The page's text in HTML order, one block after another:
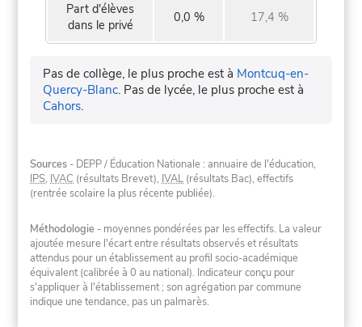
Part d'élèves
dans le privé
0,0 % 17,4 %
Pas de collège, le plus proche est à Montcuq-en-
Quercy-Blanc. Pas de lycée, le plus proche est à
Cahors.
Sources - DEPP / Éducation Nationale : annuaire de l'éducation,
IPS, IVAC (résultats Brevet), IVAL (résultats Bac), effectifs
(rentrée scolaire la plus récente publiée).
Méthodologie - moyennes pondérées par les effectifs. La valeur
ajoutée mesure l'écart entre résultats observés et résultats
attendus pour un établissement au profil socio-académique
équivalent (calibrée à 0 au national). Indicateur conçu pour
s'appliquer à l'établissement ; son agrégation par commune
indique une tendance, pas un palmarès.